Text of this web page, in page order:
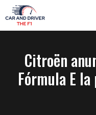
Saltar
al
contenido
Citroën
Fórmula E